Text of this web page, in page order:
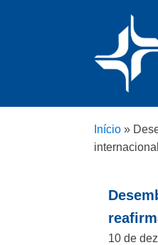
Início »
internacional
10 de